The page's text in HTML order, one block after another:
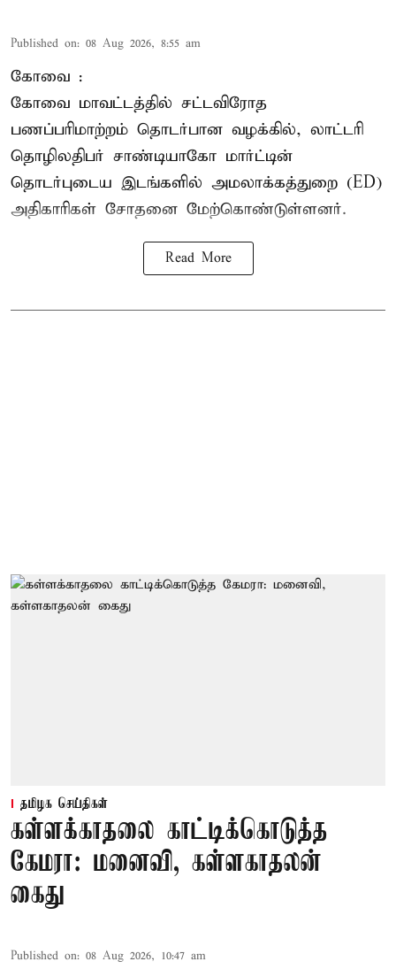
Published on: 08 Aug 2026, 8:55 am
கோவை :
கோவை மாவட்டத்தில் சட்டவிரோத
பணப்பரிமாற்றம் தொடர்பான வழக்கில், லாட்டரி
தொழிலதிபர் சாண்டியாகோ மார்ட்டின்
தொடர்புடைய இடங்களில் அமலாக்கத்துறை (ED)
அதிகாரிகள் சோதனை மேற்கொண்டுள்ளனர்.
Read More
தமிழக செய்திகள்
கள்ளக்காதலை காட்டிக்கொடுத்த
கேமரா: மனைவி, கள்ளகாதலன்
கைது
Published on: 08 Aug 2026, 10:47 am